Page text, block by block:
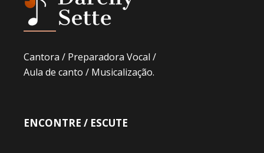
Cantora / Preparadora Vocal /
Aula de canto / Musicalização.
ENCONTRE / ESCUTE